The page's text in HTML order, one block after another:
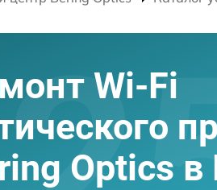
Wi-Fi
Optics